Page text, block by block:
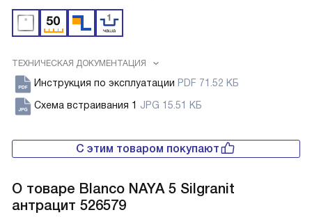
ТЕХНИЧЕСКАЯ ДОКУМЕНТАЦИЯ
Инструкция по эксплуатации PDF 71.52 КБ
Схема встраивания 1 JPG 15.51 КБ
С этим товаром покупают
О товаре Blanco NAYA 5 Silgranit
антрацит 526579